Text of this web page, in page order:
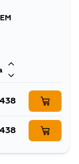
438
438